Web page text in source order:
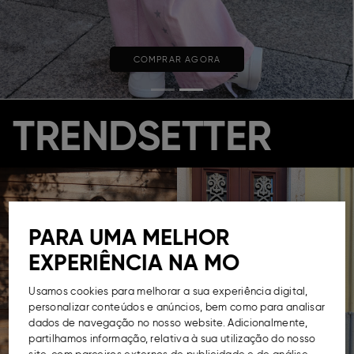
COMPRAR AGORA
TRENDSETTER
PARA UMA MELHOR
EXPERIÊNCIA NA MO
Usamos cookies para melhorar a sua experiência digital,
personalizar conteúdos e anúncios, bem como para analisar
dados de navegação no nosso website. Adicionalmente,
partilhamos informação, relativa à sua utilização do nosso